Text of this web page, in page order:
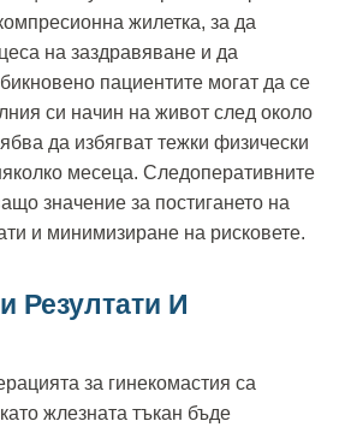
жилетка, за да
на заздравяване и да
пациентите могат да се
си начин на живот след около
да избягват тежки физически
месеца. Следоперативните
значение за постигането на
и минимизиране на рисковете.
Резултати И
за гинекомастия са
жлезната тъкан бъде